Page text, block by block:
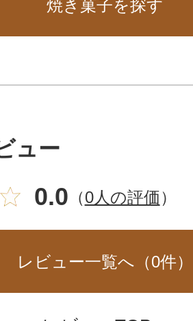
焼き菓子を探す
ュー
0.0 （0人の評価）
レビュー一覧へ（0件）